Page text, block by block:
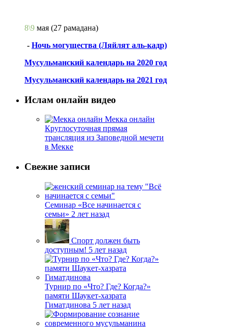
8\9 мая (27 рамадана)
- Ночь могущества (Ляйлят аль-кадр)
Мусульманский календарь на 2020 год
Мусульманский календарь на 2021 год
Ислам онлайн видео
Мекка онлайн
Круглосуточная прямая
трансляция из Заповедной мечети
в Мекке
Свежие записи
Семинар «Все начинается с
семьи» 2 лет назад
Спорт должен быть
доступным! 5 лет назад
Турнир по «Что? Где? Когда?»
памяти Шаукет-хазрата
Гиматдинова 5 лет назад